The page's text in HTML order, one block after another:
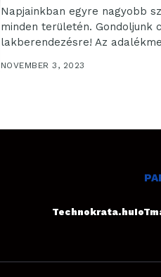
Napjainkban egyre nagyobb
minden területén. Gondoljunk
lakberendezésre! Az
NOVEMBER 3, 2023
Technokrata.hu